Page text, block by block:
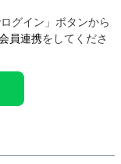
グイン」ボタンから
員連携をしてくださ